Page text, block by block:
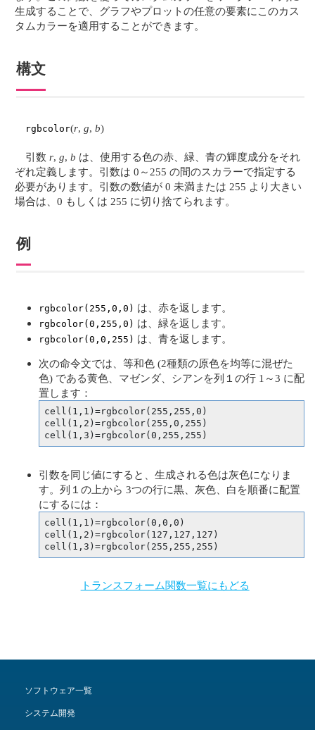
生成することで、グラフやプロットの任意の要素にこのカス
タムカラーを適用することができます。
構文
rgbcolor(r,g,b)
引数r,g,b は、使用する色の赤、緑、青の輝度成分をそれ
ぞれ定義します。引数は 0～255 の間のスカラーで指定する
必要があります。引数の数値が 0 未満または 255 より大きい
場合は、0 もしくは 255 に切り捨てられます。
例
rgbcolor(255,0,0) は、赤を返します。
rgbcolor(0,255,0) は、緑を返します。
rgbcolor(0,0,255) は、青を返します。
次の命令文では、等和色 (2種類の原色を均等に混ぜた
色) である黄色、マゼンダ、シアンを列１の行 1～3 に配
置します：
cell(1,1)=rgbcolor(255,255,0)
cell(1,2)=rgbcolor(255,0,255)
cell(1,3)=rgbcolor(0,255,255)
引数を同じ値にすると、生成される色は灰色になりま
す。列１の上から 3つの行に黒、灰色、白を順番に配置
にするには：
cell(1,1)=rgbcolor(0,0,0)
cell(1,2)=rgbcolor(127,127,127)
トランスフォーム関数一覧にもどる
ソフトウェア一覧
システム開発